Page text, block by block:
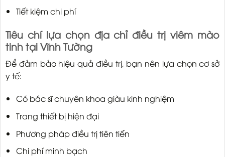
Tiết kiệm chi phí
Tiêu chí lựa chọn địa chỉ điều trị viêm mào
tinh tại Vĩnh Tường
Để đảm bảo hiệu quả điều trị, bạn nên lựa chọn cơ sở
y tế:
Có bác sĩ chuyên khoa giàu kinh nghiệm
Trang thiết bị hiện đại
Phương pháp điều trị tiên tiến
Chi phí minh bạch